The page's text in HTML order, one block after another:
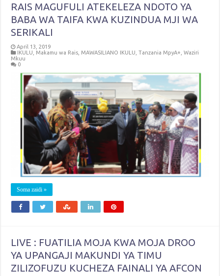
RAIS MAGUFULI ATEKELEZA NDOTO YA
BABA WA TAIFA KWA KUZINDUA MJI WA
SERIKALI
April 13, 2019
IKULU
Makamu wa Rais MAWASILIANO IKULU ,Tanzania MpyA+ ,Waziri
Mkuu
0
Soma zaidi »
LIVE : FUATILIA MOJA KWA MOJA DROO
YA UPANGAJI MAKUNDI YA TIMU
ZILIZOFUZU KUCHEZA FAINALI YA AFCON